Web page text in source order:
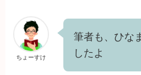
ちょーすけ
筆者も、ひな
したよ